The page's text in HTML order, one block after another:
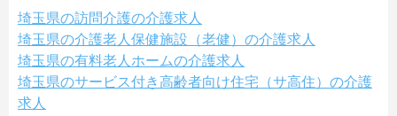
埼玉県の訪問介護の介護求人
埼玉県の介護老人保健施設（老健）の介護求人
埼玉県の有料老人ホームの介護求人
埼玉県のサービス付き高齢者向け住宅（サ高住）の介護
求人